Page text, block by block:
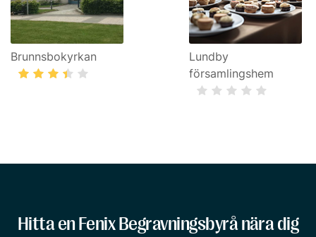
Brunnsbokyrkan
Lundby
församlingshem
Hitta en Fenix Begravningsbyrå nära dig